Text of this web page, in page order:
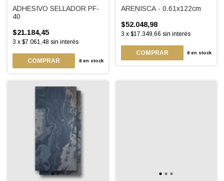
ADHESIVO SELLADOR PF-
40
$21.184,45
3 x $7.061,48 sin interés
COMPRAR 8en stock
ARENISCA - 0.61x122cm
$52.048,98
3 x $17.349,66 sin interés
8 en stock